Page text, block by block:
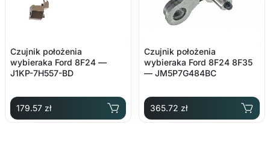
Czujnik położenia
wybieraka Ford 8F24 —
J1KP-7H557-BD
179.57 zł
Czujnik położenia
wybieraka Ford 8F24 8F35
— JM5P7G484BC
365.72 zł